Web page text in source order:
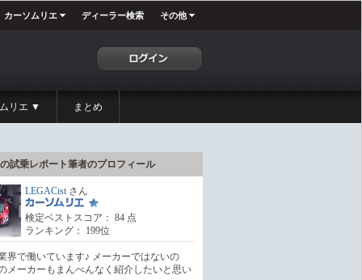
カーソムリエ ディーラー検索 その他
リエ ▼ まとめ
試乗レポート筆者のプロフィール
LEGACistさん
検定ベストスコア： 84 点
ランキング： 199位
界で働いています♪ メーカーではないの
メーカーもまんべんなく紹介したいと思い